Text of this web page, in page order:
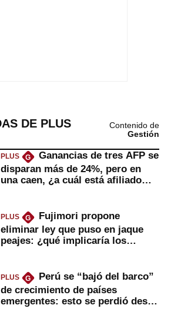
DE PLUS
Contenido de
Gestión
PLUS G
Ganancias de tres AFP se
disparan más de 24%, pero en
una caen, ¿a cuál está afiliado
PLUS G
Fujimori propone
eliminar ley que puso en jaque
peajes: ¿qué implicaría los
PLUS G
Perú se “bajó del barco”
de crecimiento de países
emergentes: esto se perdió desde